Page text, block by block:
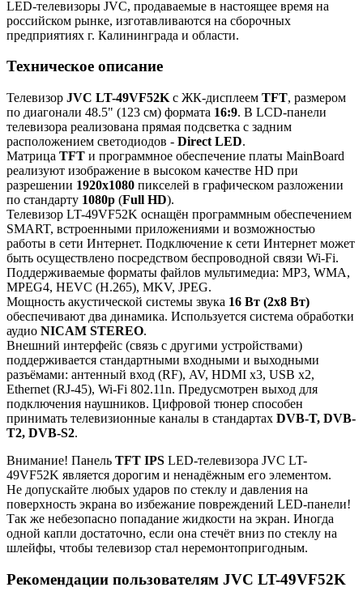
LED-телевизоры JVC, продаваемые в настоящее время на
российском рынке, изготавливаются на сборочных
предприятиях г. Калининграда и области.
Техническое описание
Телевизор JVC LT-49VF52K с ЖК-дисплеем TFT, размером
по диагонали 48.5" (123 см) формата 16:9. В LCD-панели
телевизора реализована прямая подсветка с задним
расположением светодиодов - Direct LED.
Матрица TFT и программное обеспечение платы MainBoard
реализуют изображение в высоком качестве HD при
разрешении 1920x1080 пикселей в графическом разложении
по стандарту 1080p (Full HD).
Телевизор LT-49VF52K оснащён программным обеспечением
SMART, встроенными приложениями и возможностью
работы в сети Интернет. Подключение к сети Интернет может
быть осуществлено посредством беспроводной связи Wi-Fi.
Поддерживаемые форматы файлов мультимедиа: MP3, WMA,
MPEG4, HEVC (H.265), MKV, JPEG.
Мощность акустической системы звука 16 Вт (2х8 Вт)
обеспечивают два динамика. Используется система обработки
аудио NICAM STEREO.
Внешний интерфейс (связь с другими устройствами)
поддерживается стандартными входными и выходными
разъёмами: антенный вход (RF), AV, HDMI x3, USB x2,
Ethernet (RJ-45), Wi-Fi 802.11n. Предусмотрен выход для
подключения наушников. Цифровой тюнер способен
принимать телевизионные каналы в стандартах DVB-T, DVB-
T2, DVB-S2.
Внимание! Панель TFT IPS LED-телевизора JVC LT-
49VF52K является дорогим и ненадёжным его элементом.
Не допускайте любых ударов по стеклу и давления на
поверхность экрана во избежание повреждений LED-панели!
Так же небезопасно попадание жидкости на экран. Иногда
одной капли достаточно, если она стечёт вниз по стеклу на
шлейфы, чтобы телевизор стал неремонтопригодным.
Рекомендации пользователям JVC LT-49VF52K